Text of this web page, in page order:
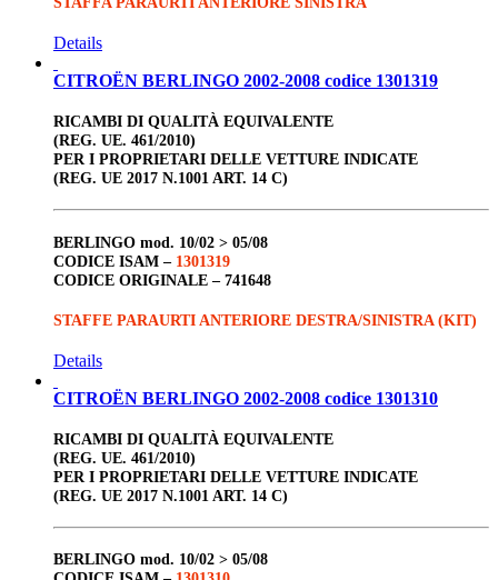
Details
CITROËN BERLINGO 2002-2008 codice 1301319
RICAMBI DI QUALITÀ EQUIVALENTE
(REG. UE. 461/2010)
PER I PROPRIETARI DELLE VETTURE INDICATE
(REG. UE 2017 N.1001 ART. 14 C)
BERLINGO mod. 10/02 > 05/08
CODICE ISAM – 1301319
CODICE ORIGINALE – 741648
STAFFE PARAURTI ANTERIORE DESTRA/SINISTRA (KIT)
Details
CITROËN BERLINGO 2002-2008 codice 1301310
RICAMBI DI QUALITÀ EQUIVALENTE
(REG. UE. 461/2010)
PER I PROPRIETARI DELLE VETTURE INDICATE
(REG. UE 2017 N.1001 ART. 14 C)
BERLINGO mod. 10/02 > 05/08